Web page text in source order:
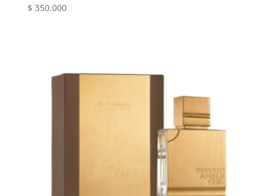
$ 350.000